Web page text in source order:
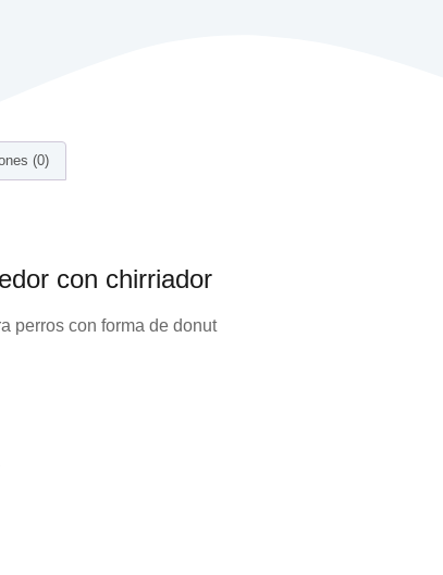
(0)
con chirriador
perros con forma de donut